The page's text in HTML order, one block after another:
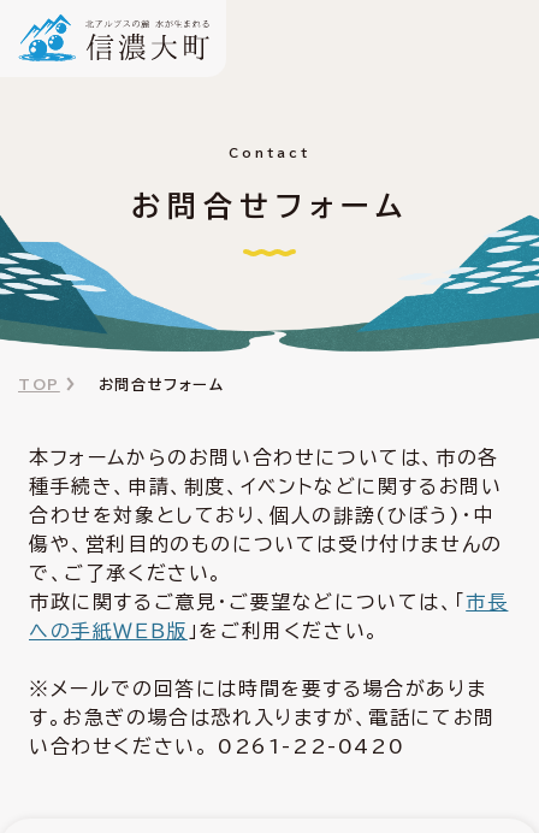
Contact
お問合せフォーム
TOP お問合せフォーム
本フォームからのお問い合わせについては、市の各
種手続き、申請、制度、イベントなどに関するお問い
合わせを対象としており、個人の誹謗(ひぼう)・中
傷や、営利目的のものについては受け付けませんの
で、ご了承ください。
市政に関するご意見・ご要望などについては、「市長
への手紙ＷＥＢ版 」をご利用ください。
※メールでの回答には時間を要する場合がありま
す。お急ぎの場合は恐れ入りますが、電話にてお問
い合わせください。 0261-22-0420